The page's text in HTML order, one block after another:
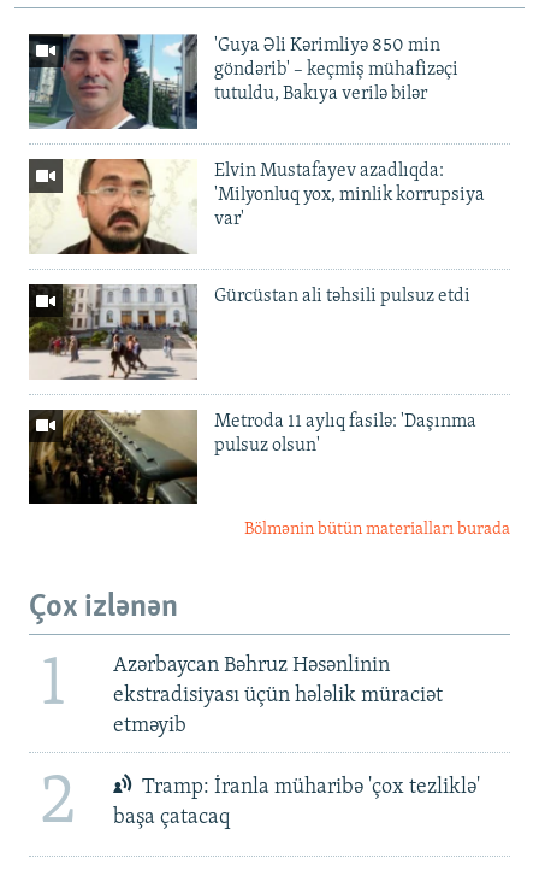
'Guya Əli Kərimliyə 850 min
göndərib' – keçmiş mühafizəçi
tutuldu, Bakıya verilə bilər
Elvin Mustafayev azadlıqda:
'Milyonluq yox, minlik korrupsiya
var'
Gürcüstan ali təhsili pulsuz etdi
Metroda 11 aylıq fasilə: 'Daşınma
pulsuz olsun'
Bölmənin bütün materialları burada
Çox izlənən
1
Azərbaycan Bəhruz Həsənlinin
ekstradisiyası üçün hələlik müraciət
etməyib
2
Tramp: İranla müharibə 'çox tezliklə'
başa çatacaq